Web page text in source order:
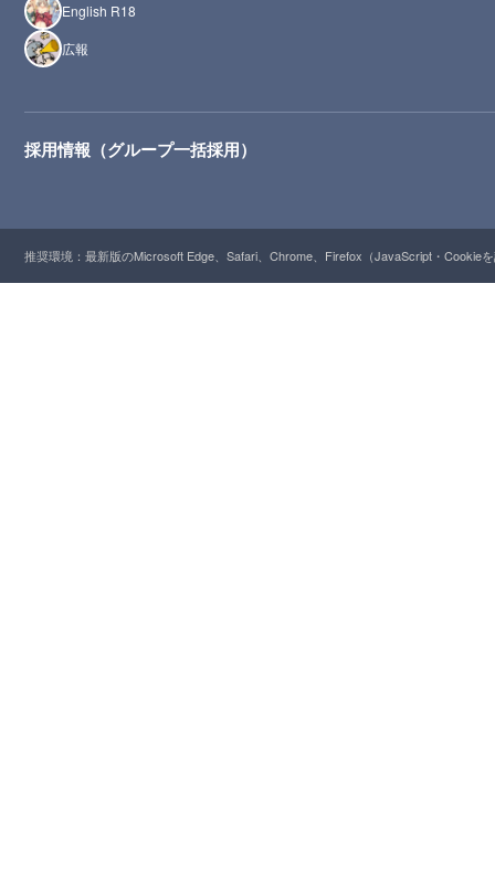
English R18
広報
採用情報（グループ一括採用）
推奨環境：最新版のMicrosoft Edge、Safari、Chrome、Firefox（JavaScript・Cookie